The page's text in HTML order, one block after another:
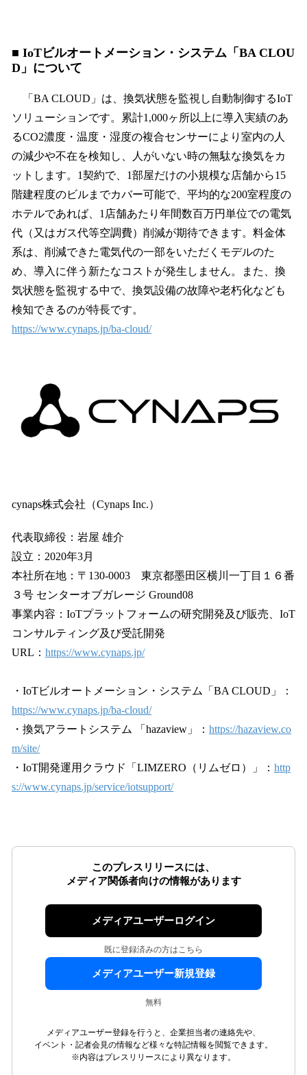
■ IoTビルオートメーション・システム「BA CLOU
D」について
「BA CLOUD」は、換気状態を監視し自動制御するIoT
ソリューションです。累計1,000ヶ所以上に導入実績のあ
るCO2濃度・温度・湿度の複合センサーにより室内の人
の減少や不在を検知し、人がいない時の無駄な換気をカ
ットします。1契約で、1部屋だけの小規模な店舗から15
階建程度のビルまでカバー可能で、平均的な200室程度の
ホテルであれば、1店舗あたり年間数百万円単位での電気
代（又はガス代等空調費）削減が期待できます。料金体
系は、削減できた電気代の一部をいただくモデルのた
め、導入に伴う新たなコストが発生しません。また、換
気状態を監視する中で、換気設備の故障や老朽化なども
検知できるのが特長です。
https://www.cynaps.jp/ba-cloud/
cynaps株式会社（Cynaps Inc.）
代表取締役：岩屋 雄介
設立：2020年3月
本社所在地：〒130-0003 東京都墨田区横川一丁目１６番
３号 センターオブガレージ Ground08
事業内容：IoTプラットフォームの研究開発及び販売、IoT
コンサルティング及び受託開発
URL： https://www.cynaps.jp/
・IoTビルオートメーション・システム「BA CLOUD」：
https://www.cynaps.jp/ba-cloud/
・換気アラートシステム 「hazaview」： https://hazaview.co
m/site/
・IoT開発運用クラウド「LIMZERO（リムゼロ）」： http
s://www.cynaps.jp/service/iotsupport/
このプレスリリースには、
メディア関係者向けの情報があります
メディアユーザーログイン
既に登録済みの方はこちら
メディアユーザー新規登録
無料
メディアユーザー登録を行うと、企業担当者の連絡先や、
イベント・記者会見の情報など様々な特記情報を閲覧できます。
※内容はプレスリリースにより異なります。